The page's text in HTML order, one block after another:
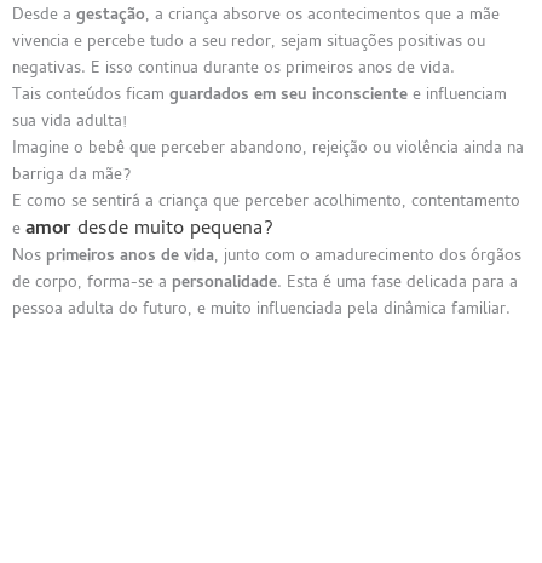
Desde a gestação, a criança absorve os acontecimentos que a mãe
vivencia e percebe tudo a seu redor, sejam situações positivas ou
negativas. E isso continua durante os primeiros anos de vida.
Tais conteúdos ficam guardados em seu inconscientee influenciam
sua vida adulta!
Imagine o bebê que perceber abandono, rejeição ou violência ainda na
barriga da mãe?
E como se sentirá a criança que perceber acolhimento, contentamento
eamordesde muito pequena?
Nos primeiros anos de vida, junto com o amadurecimento dos órgãos
de corpo, forma-se a personalidade. Esta é uma fase delicada para a
pessoa adulta do futuro, e muito influenciada pela dinâmica familiar.